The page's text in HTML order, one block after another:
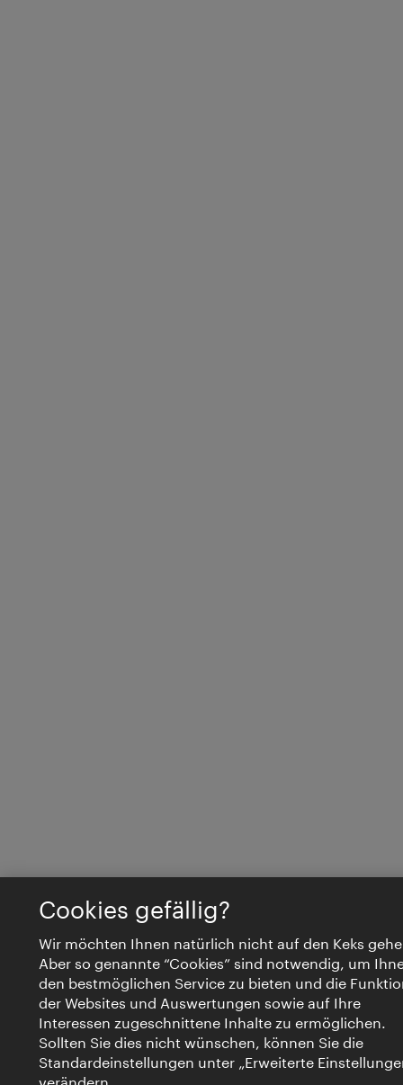
Cookies gefällig?
Wir möchten Ihnen natürlich nicht auf den Keks
Aber so genannte “Cookies” sind notwendig, um
den bestmöglichen Service zu bieten und die
der Websites und Auswertungen sowie auf Ihre
Interessen zugeschnittene Inhalte zu ermöglichen.
Sollten Sie dies nicht wünschen, können Sie die
Standardeinstellungen unter „Erweiterte